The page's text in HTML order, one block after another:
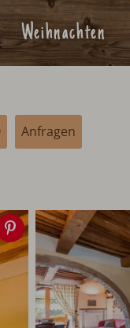
Weihnachten
Anfragen
Speichern